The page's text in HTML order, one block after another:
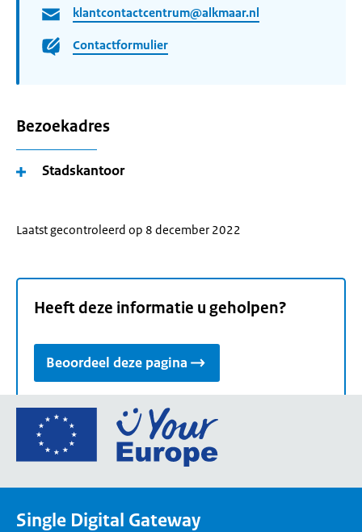
klantcontactcentrum@alkmaar.nl
Contactformulier
Bezoekadres
Stadskantoor
Laatst gecontroleerd op 8 december 2022
Heeft deze informatie u geholpen?
Beoordeel deze pagina
Ga
de
Single Digital Gateway